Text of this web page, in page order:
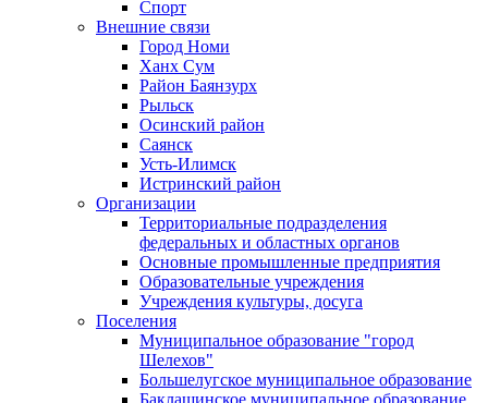
Спорт
Внешние связи
Город Номи
Ханх Сум
Район Баянзурх
Рыльск
Осинский район
Саянск
Усть-Илимск
Истринский район
Организации
Территориальные подразделения
федеральных и областных органов
Основные промышленные предприятия
Образовательные учреждения
Учреждения культуры, досуга
Поселения
Муниципальное образование "город
Шелехов"
Большелугское муниципальное образование
Баклашинское муниципальное образование